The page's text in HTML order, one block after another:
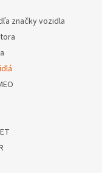
značky vozidla